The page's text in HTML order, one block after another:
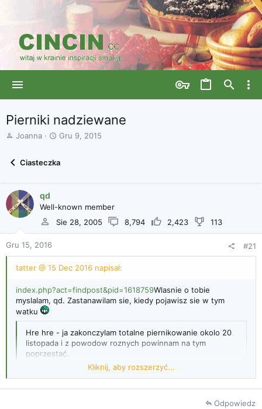
Pierniki nadziewane
A
ą
t
k
Joanna
D
a
p
o
i
Gru 9, 2015
Ciasteczka
qd
Well-known member
Sie 28, 2005
8,794 2,423 113
Gru 15, 2016 #21
tatter @ 15 Dec 2016 napisał:
index.php?act=findpost&pid=1618759Wlasnie o tobie
myslalam, qd. Zastanawilam sie, kiedy pojawisz sie w tym
watku
Hre hre - ja zakonczylam totalne piernikowanie okolo 20
listopada i z powodow roznych powinnam na tym
poprzestać.
Tymczasem Joanna wyskakuje z takimi cudami !!!
Kliknij, aby rozszerzyć...
Odpowiedz